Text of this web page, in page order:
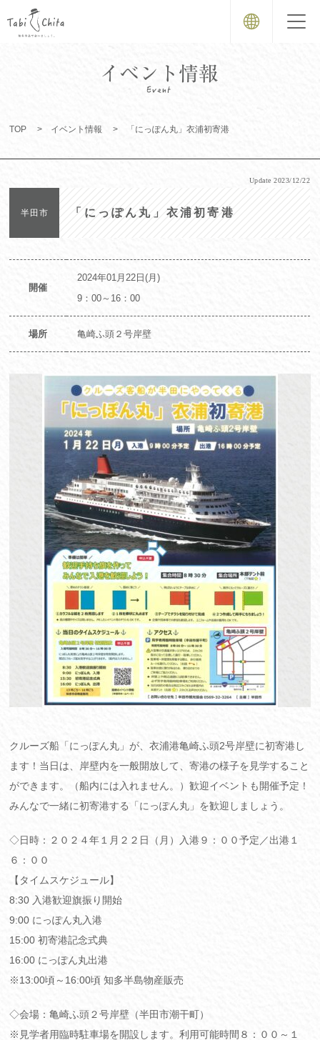
TOP イベント情報 「にっぽん丸」衣浦初寄港
半田市 「にっぽん丸」衣浦初寄港
Update2023/12/22
開催
2024年01月22日(月)
9：00～16：00
場所 亀崎ふ頭２号岸壁
クルーズ船「にっぽん丸」が、衣浦港亀崎ふ頭2号岸壁に初寄港し
ます！当日は、岸壁内を一般開放して、寄港の様子を見学すること
ができます。（船内には入れません。）歓迎イベントも開催予定！
みんなで一緒に初寄港する「にっぽん丸」を歓迎しましょう。
◇日時：２０２４年１月２２日（月）入港９：００予定／出港１
６：００
【タイムスケジュール】
8:30 入港歓迎旗振り開始
9:00 にっぽん丸入港
15:00 初寄港記念式典
16:00 にっぽん丸出港
※13:00頃～16:00頃 知多半島物産販売
◇会場：亀崎ふ頭２号岸壁（半田市潮干町）
※見学者用臨時駐車場を開設します。利用可能時間８：００～１